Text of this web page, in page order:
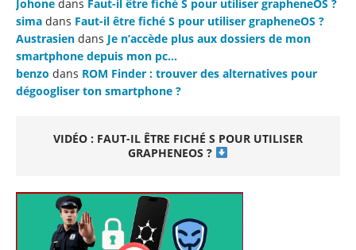
Johone dans Faut-il être fiché S pour utiliser grapheneOS ?
sima dans Faut-il être fiché S pour utiliser grapheneOS ?
Austrasien dans Je n’accède plus aux dossiers de mon
smartphone depuis mon pc…
benzo dans ROM Finder : trouver des alternatives pour
dégoogliser ton smartphone ?
VIDÉO : FAUT-IL ÊTRE FICHÉ S POUR UTILISER
GRAPHENEOS ?